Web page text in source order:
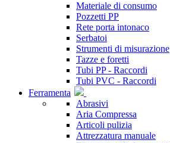
Materiale di consumo
Pozzetti PP
Rete porta intonaco
Serbatoi
Strumenti di misurazione
Tazze e foretti
Tubi PP - Raccordi
Tubi PVC - Raccordi
Ferramenta
Abrasivi
Aria Compressa
Articoli pulizia
Attrezzatura manuale